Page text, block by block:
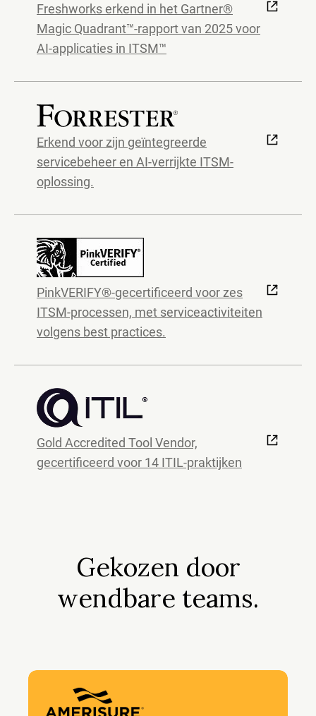
Freshworks erkend in het Gartner®
Magic Quadrant™-rapport van 2025 voor
AI-applicaties in ITSM™
Erkend voor zijn geïntegreerde
servicebeheer en AI-verrijkte ITSM-
oplossing.
PinkVERIFY®-gecertificeerd voor zes
ITSM-processen, met serviceactiviteiten
volgens best practices.
Gold Accredited Tool Vendor,
gecertificeerd voor 14 ITIL-praktijken
Gekozen door
wendbare teams.